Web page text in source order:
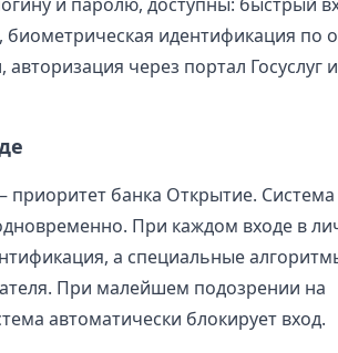
идентификация по
через портал
приоритет банка Открытие.
При каждом входе в
а специальные
При малейшем подозрении на
автоматически блокирует вход.